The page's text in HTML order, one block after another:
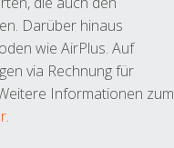
Darüber hinaus
wie AirPlus. Auf
via Rechnung für
Informationen zum
.